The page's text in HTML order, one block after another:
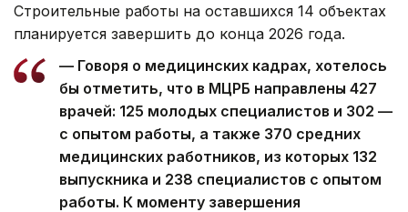
Строительные работы на оставшихся 14 объектах
планируется завершить до конца 2026 года.
— Говоря о медицинских кадрах, хотелось
бы отметить, что в МЦРБ направлены 427
врачей: 125 молодых специалистов и 302 —
с опытом работы, а также 370 средних
медицинских работников, из которых 132
выпускника и 238 специалистов с опытом
работы. К моменту завершения